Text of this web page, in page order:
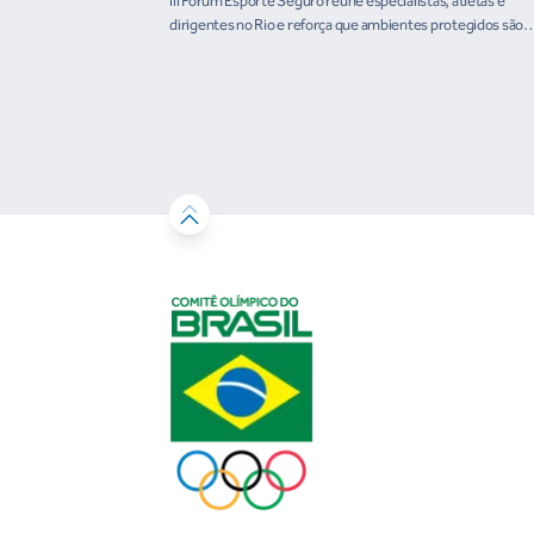
dirigentes no Rio e reforça que ambientes protegidos são